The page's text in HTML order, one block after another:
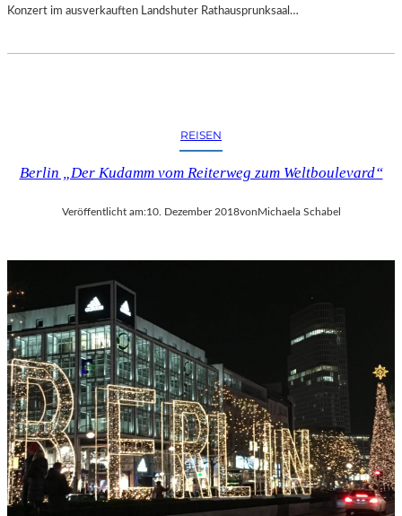
Konzert im ausverkauften Landshuter Rathausprunksaal…
REISEN
Berlin „Der Kudamm vom Reiterweg zum Weltboulevard“
Veröffentlicht am:10. Dezember 2018von Michaela Schabel